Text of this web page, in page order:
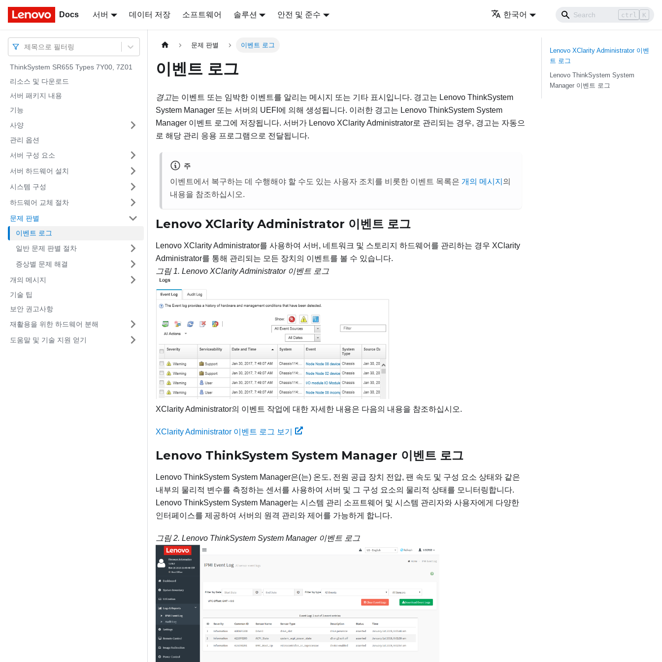
Docs 서버 데이터 저장 소프트웨어 솔루션 안전 및 준수 한국어 ctrl K
Docs
제목으로 필터링
ThinkSystem SR655 Types 7Y00, 7Z01
리소스 및 다운로드
서버 패키지 내용
기능
사양
관리 옵션
서버 구성 요소
서버 하드웨어 설치
시스템 구성
하드웨어 교체 절차
문제 판별
이벤트 로그
일반 문제 판별 절차
증상별 문제 해결
개의 메시지
기술 팁
보안 권고사항
재활용을 위한 하드웨어 분해
도움말 및 기술 지원 얻기
문제 판별 이벤트 로그
이벤트 로그
경고는 이벤트 또는 임박한 이벤트를 알리는 메시지 또는 기타 표시입니다. 경고는 Lenovo ThinkSystem
System Manager 또는 서버의 UEFI에 의해 생성됩니다. 이러한 경고는 Lenovo ThinkSystem System
Manager 이벤트 로그에 저장됩니다. 서버가 Lenovo XClarity Administrator로 관리되는 경우, 경고는 자동으
로 해당 관리 응용 프로그램으로 전달됩니다.
주
이벤트에서 복구하는 데 수행해야 할 수도 있는 사용자 조치를 비롯한 이벤트 목록은 개의 메시지 의
내용을 참조하십시오.
Lenovo XClarity Administrator 이벤트 로그
Lenovo XClarity Administrator를 사용하여 서버, 네트워크 및 스토리지 하드웨어를 관리하는 경우 XClarity
Administrator를 통해 관리되는 모든 장치의 이벤트를 볼 수 있습니다.
그림 1. Lenovo XClarity Administrator이벤트 로그
XClarity Administrator의 이벤트 작업에 대한 자세한 내용은 다음의 내용을 참조하십시오.
XClarity Administrator 이벤트 로그 보기
Lenovo ThinkSystem System Manager 이벤트 로그
Lenovo ThinkSystem System Manager은(는) 온도, 전원 공급 장치 전압, 팬 속도 및 구성 요소 상태와 같은
내부의 물리적 변수를 측정하는 센서를 사용하여 서버 및 그 구성 요소의 물리적 상태를 모니터링합니다.
Lenovo ThinkSystem System Manager는 시스템 관리 소프트웨어 및 시스템 관리자와 사용자에게 다양한
인터페이스를 제공하여 서버의 원격 관리와 제어를 가능하게 합니다.
그림 2. Lenovo ThinkSystem System Manager이벤트 로그
Lenovo XClarity Administrator이벤
트 로그
Lenovo ThinkSystem System
Manager 이벤트 로그